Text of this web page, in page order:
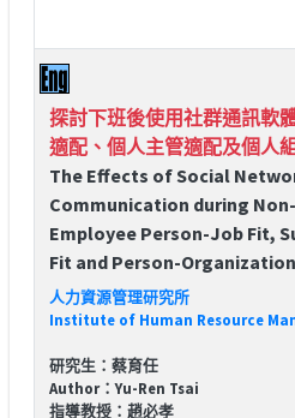
探討下班後使用社群通訊軟
適配、個人主管適配及個人
The Effects of Social
Communication during
Employee Person-Job Fit,
Fit and Person-
人力資源管理研究所
Institute of Human Resource
研究生：蔡育任
Author：Yu-Ren Tsai
指導教授：趙必孝